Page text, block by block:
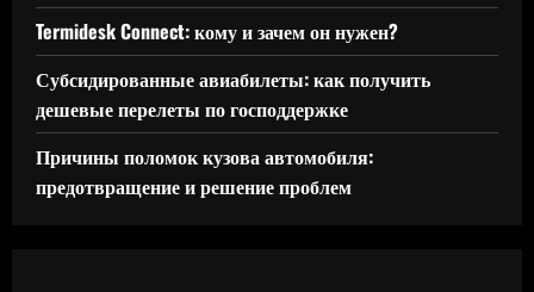
Termidesk Connect: кому и зачем он нужен?
Субсидированные авиабилеты: как получить
дешевые перелеты по господдержке
Причины поломок кузова автомобиля:
предотвращение и решение проблем